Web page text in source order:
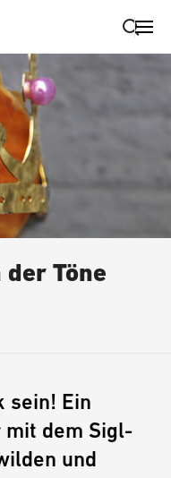
Suche schließen
erhalten
der Töne
sein! Ein
mit dem Sigl-
und